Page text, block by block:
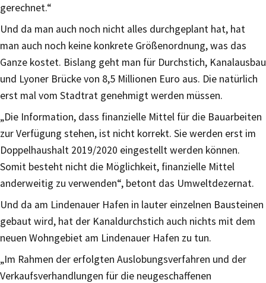
gerechnet.“
Und da man auch noch nicht alles durchgeplant hat, hat
man auch noch keine konkrete Größenordnung, was das
Ganze kostet. Bislang geht man für Durchstich, Kanalausbau
und Lyoner Brücke von 8,5 Millionen Euro aus. Die natürlich
erst mal vom Stadtrat genehmigt werden müssen.
„Die Information, dass finanzielle Mittel für die Bauarbeiten
zur Verfügung stehen, ist nicht korrekt. Sie werden erst im
Doppelhaushalt 2019/2020 eingestellt werden können.
Somit besteht nicht die Möglichkeit, finanzielle Mittel
anderweitig zu verwenden“, betont das Umweltdezernat.
Und da am Lindenauer Hafen in lauter einzelnen Bausteinen
gebaut wird, hat der Kanaldurchstich auch nichts mit dem
neuen Wohngebiet am Lindenauer Hafen zu tun.
„Im Rahmen der erfolgten Auslobungsverfahren und der
Verkaufsverhandlungen für die neugeschaffenen